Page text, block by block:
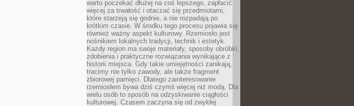
warto poczekać dłużej na coś lepszego, zapłacić
więcej za trwałość i otaczać się przedmiotami,
które starzeją się godnie, a nie rozpadają po
krótkim czasie. W środku tego procesu pojawia się
również ważny aspekt kulturowy. Rzemiosło jest
nośnikiem lokalnych tradycji, technik i estetyk.
Każdy region ma swoje materiały, sposoby obróbki,
zdobienia i praktyczne rozwiązania wynikające z
historii miejsca. Gdy takie umiejętności zanikają,
tracimy nie tylko zawody, ale także fragment
zbiorowej pamięci. Dlatego zainteresowanie
rzemiosłem bywa dziś czymś więcej niż modą. Dla
wielu osób to sposób na odzyskiwanie ciągłości
kulturowej. Czasem zaczyna się od zwykłej